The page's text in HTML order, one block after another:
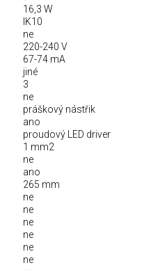
16,3 W
IK10
ne
220-240 V
67-74 mA
jiné
3
ne
práškový nástřik
ano
proudový LED driver
1 mm2
ne
ano
265 mm
ne
ne
ne
ne
ne
ne